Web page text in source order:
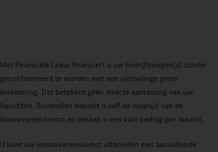
Met Financiële Lease financiert u uw bedrijfswagen(s) zonder
geconfronteerd te worden met een plotselinge grote
investering. Dat betekent géén directe aantasting van uw
liquiditeit. Bovendien bepaalt u zelf de looptijd van de
leaseovereenkomst en betaalt u een vast bedrag per maand.
U kunt uw leaseovereenkomst uitbreiden met aanvullende